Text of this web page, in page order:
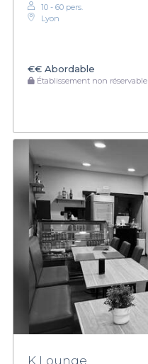
10 - 60 pers.
Lyon
€€ Abordable
Établissement non réservable
K Lounge